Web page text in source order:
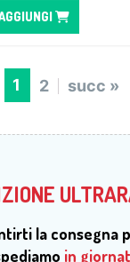
1 2 succ »
la consegna
in